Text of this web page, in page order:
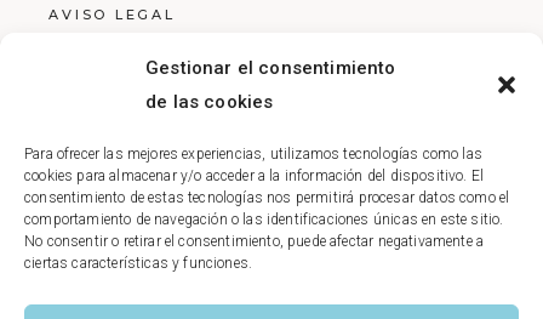
Gestionar el consentimiento
de las cookies
Para ofrecer las mejores experiencias, utilizamos tecnologías como las
cookies para almacenar y/o acceder a la información del dispositivo. El
consentimiento de estas tecnologías nos permitirá procesar datos como el
comportamiento de navegación o las identificaciones únicas en este sitio.
No consentir o retirar el consentimiento, puede afectar negativamente a
ciertas características y funciones.
AVISO LEGAL
POLÍTICA DE COOKIES